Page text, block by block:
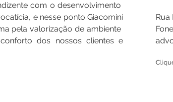
com o desenvolvimento
e nesse ponto Giacomini
pela valorização de ambiente
dos nossos clientes e
Rua